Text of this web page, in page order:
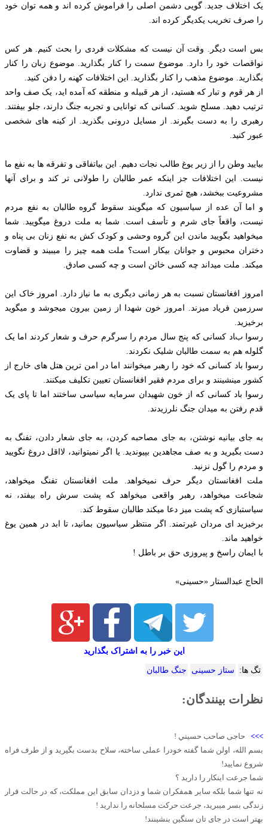
یک اختلاف جدید. گویی دشمن اصلی را فراموش کرده اند و همه توان خود
را صرف تخریب یکدیگر کرده اند.
بس است دیگر. وقت آن نیست که مشکلات فردی را بحث کنیم. هر کس
نواقصات خود را دارد. موضوع سمت را کنار بگذارید. موضوع زبان را کنار
بگذارید. موضوع مذهب را کنار بگذارید. این اختلافات کهنه را دفن کنید.
از هر قوم و تبار که هستید، از هر قبیله و منطقه که آمده اید، یک صف واحد
ترتیب دهید. مسلح شوید. کسانی که توانایی و تجربه جنگ دارند، جلو بیفتند.
رهبری را به دست بگیرند. از مسایل درونی بگذرید. از کینه های شخصی
عبور کنید.
بیایید وطن را از زیر یوغ طالب نجات دهیم. این بیاتفاقی و تفرقه ها به نفع ما
نیست. این اختلافات جز اینکه عمر طالبان را طولانی تر کند و برای آنها
مشروعیت ببخشد، هیچ ثمری ندارد.
و اما آن عده از سیاسیون که میگویند سقوط گروه طالبان به نفع مردم
نیست، واقعاً جای شرم و تأسف است. شما به ملت دروغ میگویید. شما
میخواهید بگویید ماندن این گروه وحشی و کودک کش به نفع زنان بی پناه و
دختران محبوس و جوانان بیکار است؟ ملت همه چیز را میبیند و قضاوت
میکند. ملت میداند چه کسی خائن است و چه کسی صادق.
امروز افغانستان نسبت به هر زمانی دیگری به ما نیاز دارد. امروز خاک این
سرزمین فریاد میزند. امروز خون شهدا از زمین بیرون میجوشد و میگوید
برخیزید.
رسوا باد کسانی که پنج سال مردم را سرگرم حرف و شعار کردند اما یک
گلوله هم به سمت طالبان شلیک نکردند.
رسوا باد کسانی که خود را رهبر میخوانند اما در امن ترین هتل های خارج از
کشور مینشینند و برای مردم فقیر افغانستان تعیین تکلیف میکنند.
رسوا باد کسانی که از خون شهیدان سرمایه سیاسی ساختند اما تا پای یک
قدم رفتن به میدان جنگ نلرزیدند.
به جای بیانیه نوشتن، به جای مصاحبه کردن، به جای شعار دادن، تفنگ به
دست بگیرید و به صف مجاهدین بپیوندید. یا اگر نمیتوانید، لااقل دروغ نگویید
و مردم را گول نزنید.
ملت افغانستان دیگر حرف نمیخواهد. ملت افغانستان تفنگ میخواهد،
شجاعت میخواهد، رهبر واقعی میخواهد که پشت سرش راه بیفتد، نه
سیاستبازی که پشت میز دعا میکند طالبان سقوط کند.
برخیزید ای مردان غیرتمند. اگر منتظر سیاسیون بمانید، تا ابد در همین یوغ
خواهید ماند.
با ایمان راسخ و پیروزی حق بر باطل !
الحاج عبدالستار «حسینی»
این خبر را به اشتراک بگذارید
تگ ها: ستاز حسینی جنگ طالبان
نظرات بینندگان:
>>> حاجى صاحب حسيني !
بسم الله، اولن شما گفته خودرا عملی ساخته، سلاح بدست بگیرید و از طرف فراه
شروع نمایید!
شما جرعت اینکار را دارید ؟
نه تنها شما بلکه سایر همفکران شما و دزدان سابق این مملکت، که در حالت فرار
زندگی بسر میبرید، جرعت حرکت مسلحانه را ندارید !
بهتر است در جای تان سنگین بنشینند!